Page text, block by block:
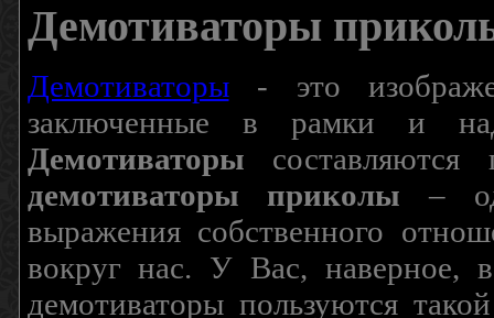
Демотиваторы
Демотиваторы- это
заключенные в рамки и
Демотиваторы составляются
демотиваторы приколы –
выражения собственного
вокруг нас. У Вас, наверное,
демотиваторы пользуются